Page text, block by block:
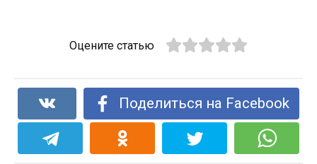
Оцените статью
Поделиться на Facebook